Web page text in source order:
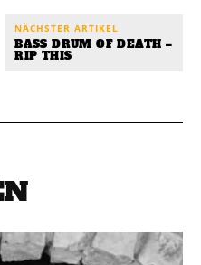
NÄCHSTER ARTIKEL
BASS DRUM OF DEATH –
RIP THIS